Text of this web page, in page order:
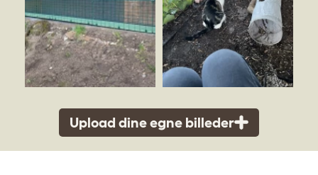
Upload dine egne billeder